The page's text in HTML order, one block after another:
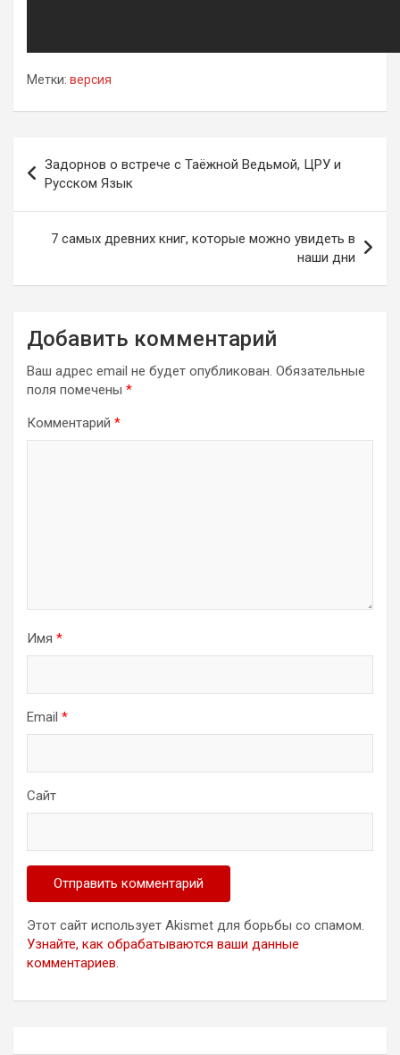
Метки: версия
по
записям
Задорнов о встрече c Таёжной Ведьмой, ЦРУ и
Русском Язык
7 самых древних книг, которые можно увидеть в
наши дни
Добавить комментарий
Ваш адрес email не будет опубликован. Обязательные
поля помечены *
Комментарий *
Имя *
Email *
Сайт
Этот сайт использует Akismet для борьбы со спамом.
Узнайте, как обрабатываются ваши данные
комментариев.